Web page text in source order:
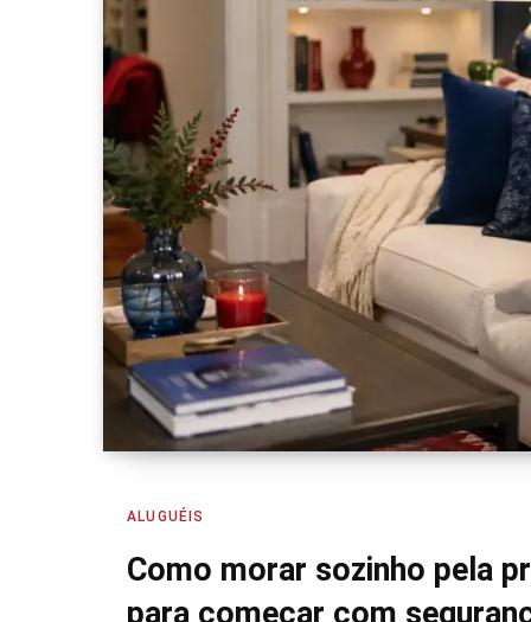
ALUGUÉIS
Como morar sozinho pela
para começar com